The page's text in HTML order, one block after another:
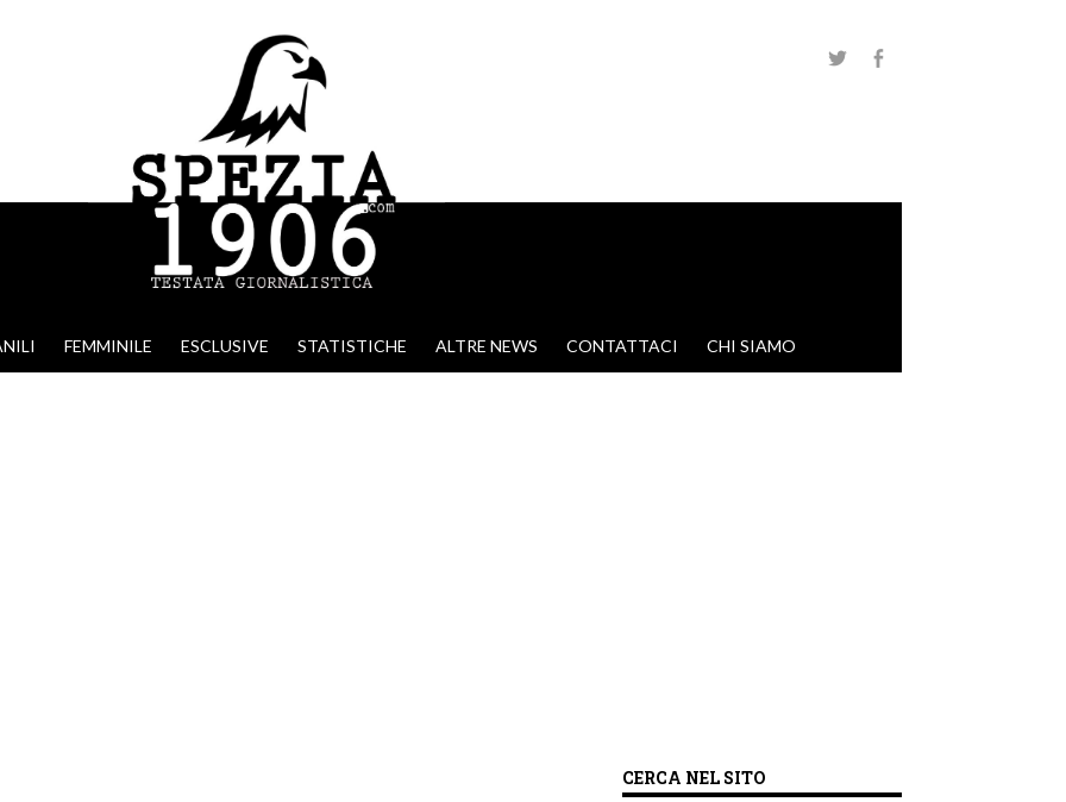
FEMMINILE ESCLUSIVE STATISTICHE ALTRE NEWS CONTATTACI CHI SIAMO
CERCA NEL SITO